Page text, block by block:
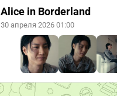
Alice in Borderland
30 апреля 2026 01:00